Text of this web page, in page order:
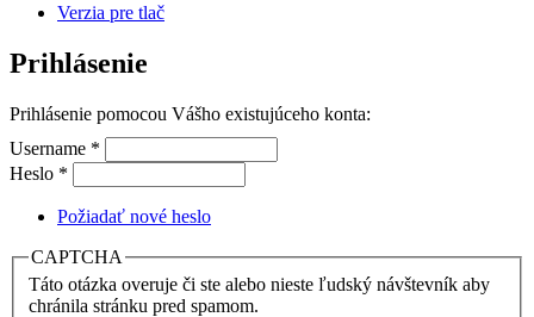
Verzia pre tlač
Prihlásenie
Prihlásenie pomocou Vášho existujúceho konta:
Username *
Heslo *
Požiadať nové heslo
CAPTCHA
Táto otázka overuje či ste alebo nieste ľudský návštevník aby
chránila stránku pred spamom.